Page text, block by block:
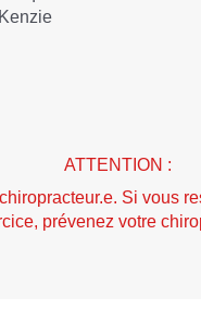
ATTENTION :
Si vous
prévenez votre